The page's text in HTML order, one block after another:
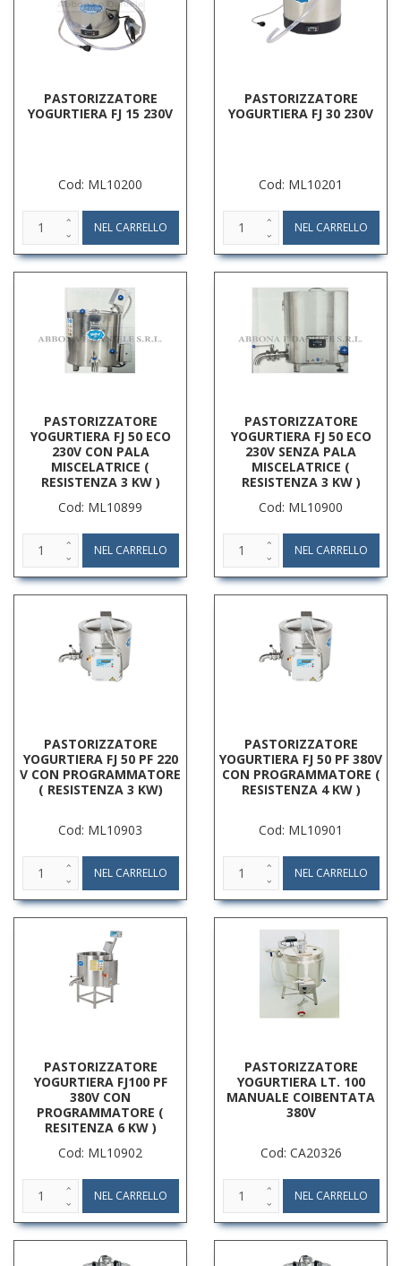
PASTORIZZATORE
YOGURTIERA FJ 15 230V
Cod: ML10200
PASTORIZZATORE
YOGURTIERA FJ 30 230V
Cod: ML10201
PASTORIZZATORE
YOGURTIERA FJ 50 ECO
230V CON PALA
MISCELATRICE (
RESISTENZA 3 KW )
Cod: ML10899
PASTORIZZATORE
YOGURTIERA FJ 50 ECO
230V SENZA PALA
MISCELATRICE (
RESISTENZA 3 KW )
Cod: ML10900
PASTORIZZATORE
YOGURTIERA FJ 50 PF 220
V CON PROGRAMMATORE
( RESISTENZA 3 KW)
Cod: ML10903
PASTORIZZATORE
YOGURTIERA FJ 50 PF 380V
CON PROGRAMMATORE (
RESISTENZA 4 KW )
Cod: ML10901
PASTORIZZATORE
YOGURTIERA FJ100 PF
380V CON
PROGRAMMATORE (
RESITENZA 6 KW )
Cod: ML10902
PASTORIZZATORE
YOGURTIERA LT. 100
MANUALE COIBENTATA
380V
Cod: CA20326